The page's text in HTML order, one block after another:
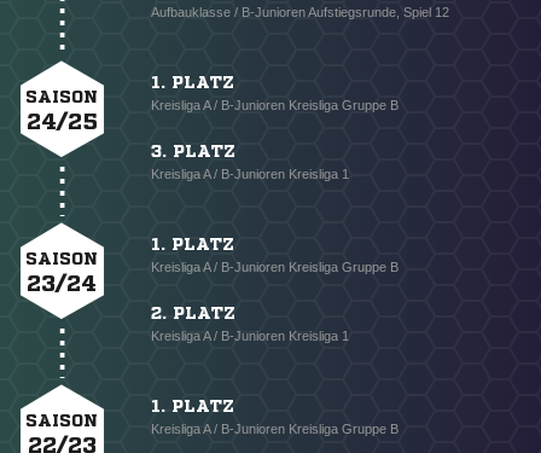
Aufbauklasse / B-Junioren Aufstiegsrunde, Spiel 12
SAISON
24/25
1. PLATZ
Kreisliga A / B-Junioren Kreisliga Gruppe B
3. PLATZ
Kreisliga A / B-Junioren Kreisliga 1
SAISON
23/24
1. PLATZ
Kreisliga A / B-Junioren Kreisliga Gruppe B
2. PLATZ
Kreisliga A / B-Junioren Kreisliga 1
SAISON
22/23
1. PLATZ
Kreisliga A / B-Junioren Kreisliga Gruppe B